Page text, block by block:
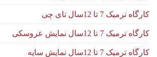
کارگاه ترمیک 7 تا 12سال تای چی
کارگاه ترمیک 7 تا 12سال نمایش عروسکی
کارگاه ترمیک 7 تا 12سال نمایش سایه